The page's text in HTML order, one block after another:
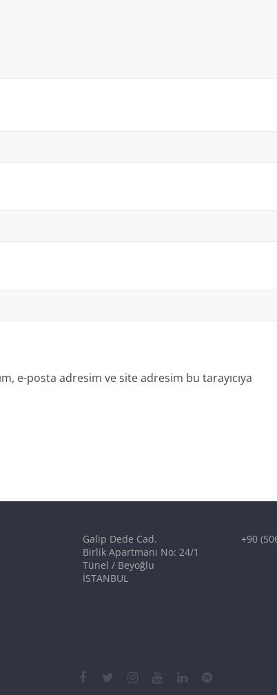
e-posta adresim ve site adresim bu tarayıcıya
Galip Dede Cad.
Birlik Apartmanı No: 24/1
Tünel / Beyoğlu
İSTANBUL
+90